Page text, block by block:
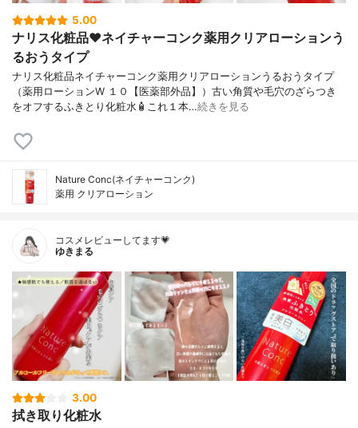
5.00
ナリス化粧品❤️ネイチャーコンク薬用クリアローションう
るおうタイプ
ナリス化粧品ネイチャーコンク薬用クリアローションうるおうタイプ
（薬用ローションW １０【医薬部外品】）古い角質や毛穴のざらつき
をオフするふきとり化粧水🧴これ１本…続きを見る
Nature Conc(ネイチャーコンク)
薬用 クリアローション
コスメレビューしてます💗
ゆきまる
3.00
拭き取り化粧水